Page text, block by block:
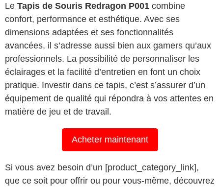
Le Tapis de Souris Redragon P001 combine
confort, performance et esthétique. Avec ses
dimensions adaptées et ses fonctionnalités
avancées, il s’adresse aussi bien aux gamers qu’aux
professionnels. La possibilité de personnaliser les
éclairages et la facilité d’entretien en font un choix
pratique. Investir dans ce tapis, c’est s’assurer d’un
équipement de qualité qui répondra à vos attentes en
matière de jeu et de travail.
Acheter maintenant
Si vous avez besoin d’un [product_category_link],
que ce soit pour offrir ou pour vous-même, découvrez